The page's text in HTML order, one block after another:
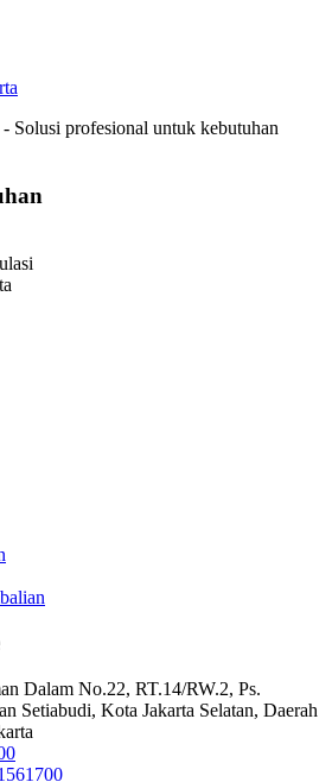
Solusi profesional untuk kebutuhan
Dalam No.22, RT.14/RW.2, Ps.
Setiabudi, Kota Jakarta Selatan, Daerah